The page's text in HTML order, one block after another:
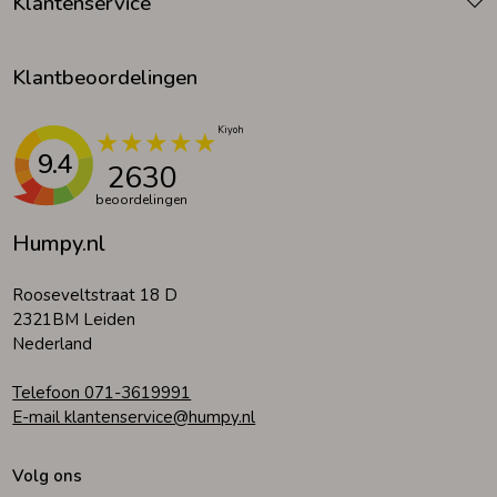
Humpy.nl
Rooseveltstraat 18 D
2321BM Leiden
Nederland
Telefoon 071-3619991
E-mail klantenservice@humpy.nl
Klantbeoordelingen
9.4 2630
beoordelingen
Volg ons